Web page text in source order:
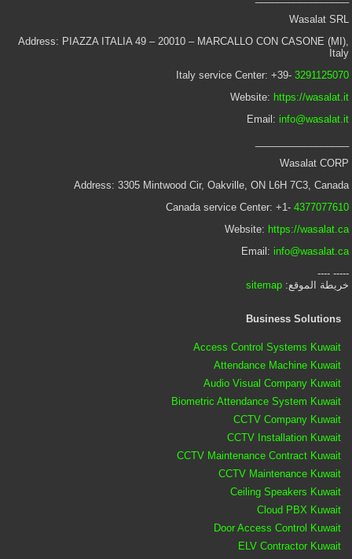
Wasalat SRL
Address: PIAZZA ITALIA 49 – 20010 – MARCALLO CON CASONE (MI),
Italy
Italy service Center: +39- 3291125070
Website: https://wasalat.it
Email: info@wasalat.it
Wasalat CORP
Address: 3305 Mintwood Cir, Oakville, ON L6H 7C3, Canada
Canada service Center: +1- 4377077610
Website: https://wasalat.ca
Email: info@wasalat.ca
----- ----
خريطة الموقع:sitemap
Business Solutions
Access Control Systems Kuwait
Attendance Machine Kuwait
Audio Visual Company Kuwait
Biometric Attendance System Kuwait
CCTV Company Kuwait
CCTV Installation Kuwait
CCTV Maintenance Contract Kuwait
CCTV Maintenance Kuwait
Ceiling Speakers Kuwait
Cloud PBX Kuwait
Door Access Control Kuwait
ELV Contractor Kuwait